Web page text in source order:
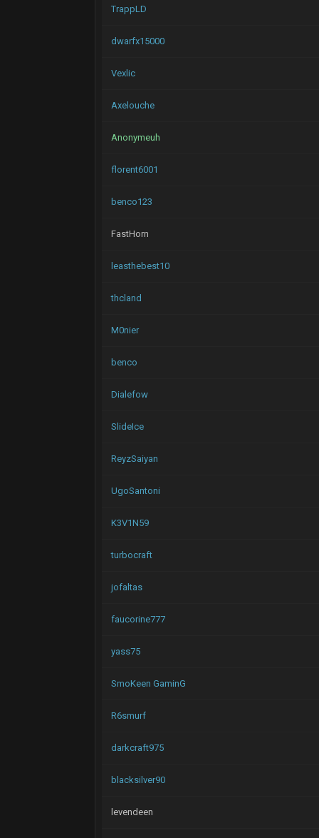
TrappLD
dwarfx15000
Vexlic
Axelouche
Anonymeuh
florent6001
benco123
FastHorn
leasthebest10
thcland
M0nier
benco
Dialefow
SlideIce
ReyzSaiyan
UgoSantoni
K3V1N59
turbocraft
jofaltas
faucorine777
yass75
SmoKeen GaminG
R6smurf
darkcraft975
blacksilver90
levendeen